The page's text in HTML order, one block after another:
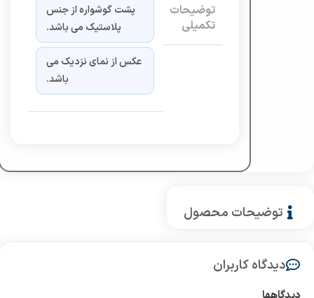
توضیحات
تکمیلی
پشت گوشواره از جنس
پلاستیک می باشد.
عکس از نمای نزدیک می
باشد.
توضیحات محصول
دیدگاه کاربران